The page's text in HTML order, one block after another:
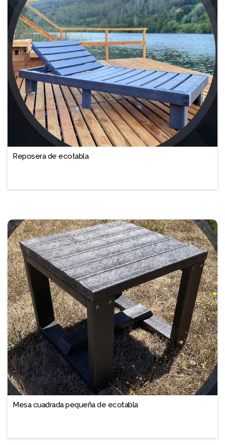
Reposera de ecotabla
❐
Mesa cuadrada pequeña de ecotabla